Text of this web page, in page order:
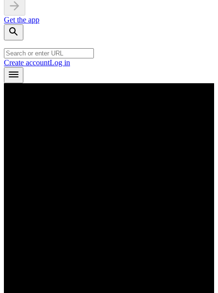
Get the app
Create accountLog in